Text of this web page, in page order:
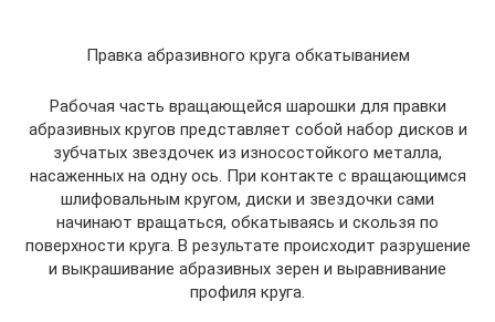
Правка абразивного круга обкатыванием
Рабочая часть вращающейся шарошки для правки
абразивных кругов представляет собой набор дисков и
зубчатых звездочек из износостойкого металла,
насаженных на одну ось. При контакте с вращающимся
шлифовальным кругом, диски и звездочки сами
начинают вращаться, обкатываясь и скользя по
поверхности круга. В результате происходит разрушение
и выкрашивание абразивных зерен и выравнивание
профиля круга.